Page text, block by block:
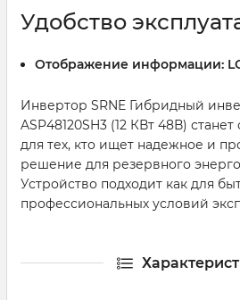
Удобство
Отображение информации:
Инвертор SRNE Гибридный
ASP48120SH3 (12 КВт 48В)
для тех, кто ищет надежное и
решение для резервного
Устройство подходит как для
профессиональных условий